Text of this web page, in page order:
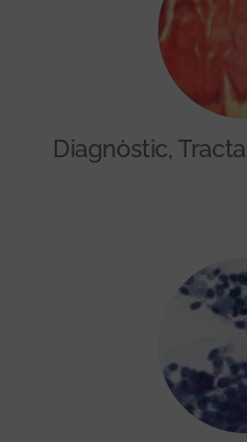
Diagnòstic,